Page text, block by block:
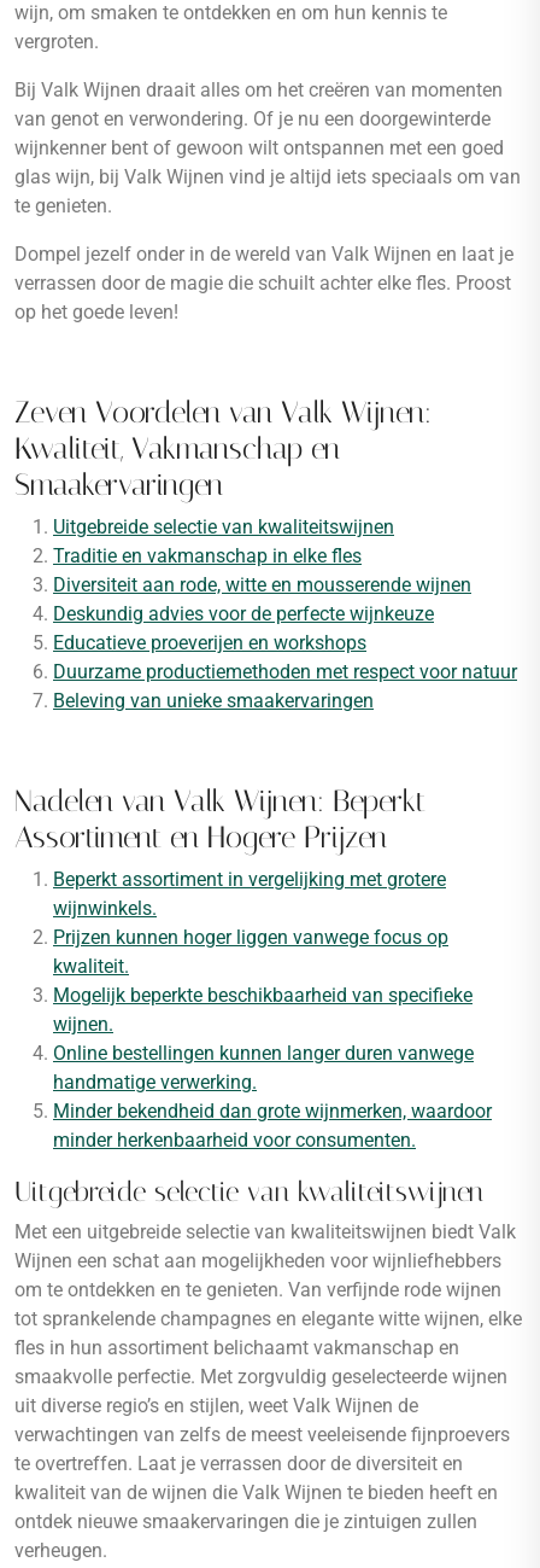
wijn, om smaken te ontdekken en om hun kennis te
vergroten.
Bij Valk Wijnen draait alles om het creëren van momenten
van genot en verwondering. Of je nu een doorgewinterde
wijnkenner bent of gewoon wilt ontspannen met een goed
glas wijn, bij Valk Wijnen vind je altijd iets speciaals om van
te genieten.
Dompel jezelf onder in de wereld van Valk Wijnen en laat je
verrassen door de magie die schuilt achter elke fles. Proost
op het goede leven!
Zeven Voordelen van Valk Wijnen:
Kwaliteit, Vakmanschap en
Smaakervaringen
Uitgebreide selectie van kwaliteitswijnen
Traditie en vakmanschap in elke fles
Diversiteit aan rode, witte en mousserende wijnen
Deskundig advies voor de perfecte wijnkeuze
Educatieve proeverijen en workshops
Duurzame productiemethoden met respect voor natuur
Beleving van unieke smaakervaringen
Nadelen van Valk Wijnen: Beperkt
Assortiment en Hogere Prijzen
Beperkt assortiment in vergelijking met grotere
wijnwinkels.
Prijzen kunnen hoger liggen vanwege focus op
kwaliteit.
Mogelijk beperkte beschikbaarheid van specifieke
wijnen.
Online bestellingen kunnen langer duren vanwege
handmatige verwerking.
Minder bekendheid dan grote wijnmerken, waardoor
minder herkenbaarheid voor consumenten.
Uitgebreide selectie van kwaliteitswijnen
Met een uitgebreide selectie van kwaliteitswijnen biedt Valk
Wijnen een schat aan mogelijkheden voor wijnliefhebbers
om te ontdekken en te genieten. Van verfijnde rode wijnen
tot sprankelende champagnes en elegante witte wijnen, elke
fles in hun assortiment belichaamt vakmanschap en
smaakvolle perfectie. Met zorgvuldig geselecteerde wijnen
uit diverse regio’s en stijlen, weet Valk Wijnen de
verwachtingen van zelfs de meest veeleisende fijnproevers
te overtreffen. Laat je verrassen door de diversiteit en
kwaliteit van de wijnen die Valk Wijnen te bieden heeft en
ontdek nieuwe smaakervaringen die je zintuigen zullen
verheugen.